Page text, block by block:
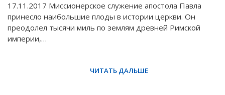
17.11.2017 Миссионерское служение апостола Павла
принесло наибольшие плоды в истории церкви. Он
преодолел тысячи миль по землям древней Римской
империи,…